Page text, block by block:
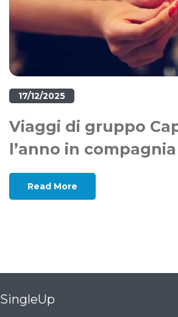
17/12/2025
Viaggi di gruppo
l’anno in
Read More
SingleUp